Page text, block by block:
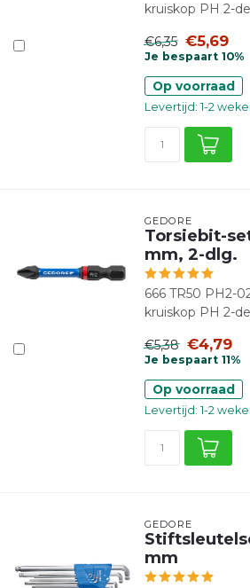
kruiskop PH 2-
€6,35 €5,69
Je bespaart 10%
Op voorraad
Levertijd: 1-2
GEDORE
Torsiebit-
mm, 2-dlg.
666 TR50 PH2-
kruiskop PH 2-
€5,38 €4,79
Je bespaart 11%
Op voorraad
Levertijd: 1-2
GEDORE
mm